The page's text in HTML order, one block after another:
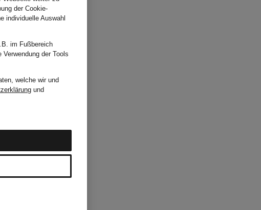
der Cookie-
individuelle Auswahl
im Fußbereich
der Tools
welche wir und
und